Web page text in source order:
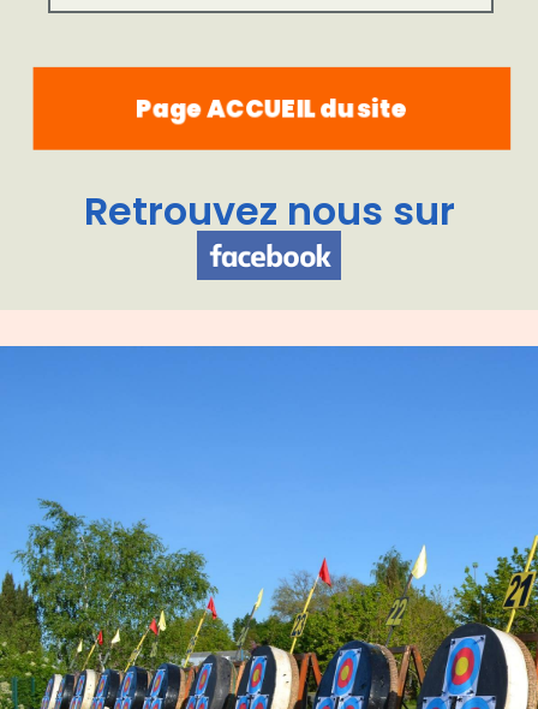
Page ACCUEIL du site
Retrouvez nous sur